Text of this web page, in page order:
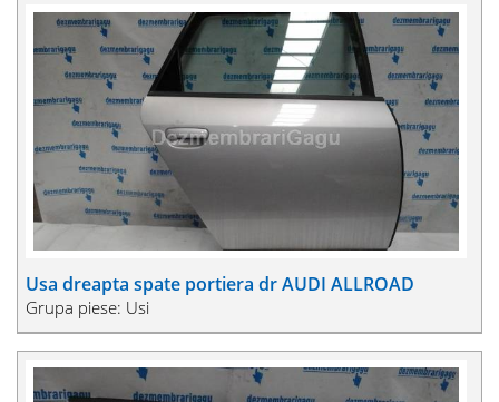
Usa dreapta spate portiera dr AUDI ALLROAD
Grupa piese: Usi